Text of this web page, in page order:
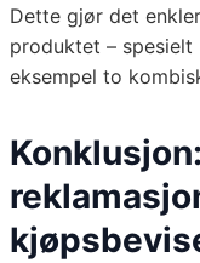
Dette gjør det
produktet –
eksempel to